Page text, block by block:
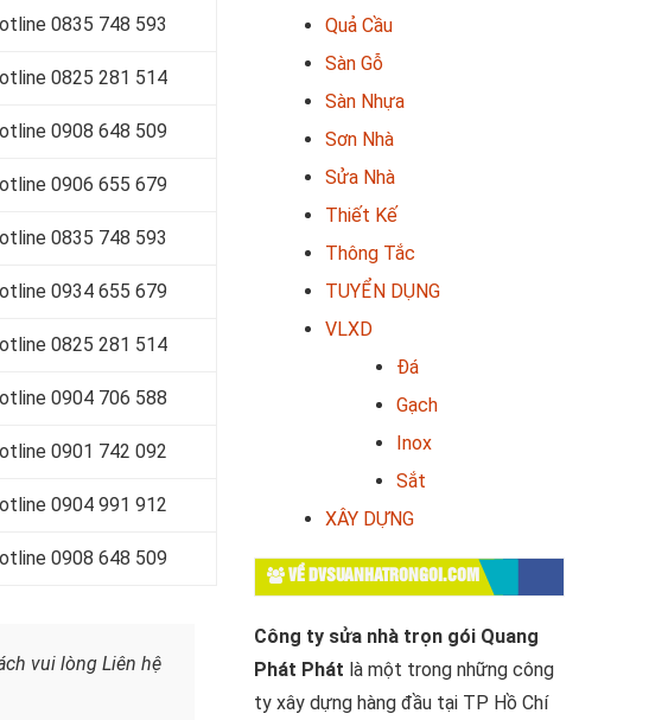
0835 748 593
0825 281 514
0908 648 509
0906 655 679
0835 748 593
0934 655 679
0825 281 514
0904 706 588
0901 742 092
0904 991 912
0908 648 509
vui lòng Liên hệ
Quả Cầu
Sàn Gỗ
Sàn Nhựa
Sơn Nhà
Sửa Nhà
Thiết Kế
Thông Tắc
TUYỂN DỤNG
VLXD
Đá
Gạch
Inox
Sắt
XÂY DỰNG
VỀ DVSUANHATRONGOI.COM
Công ty sửa nhà trọn gói Quang
Phát Phát là một trong những công
ty xây dựng hàng đầu tại TP Hồ Chí